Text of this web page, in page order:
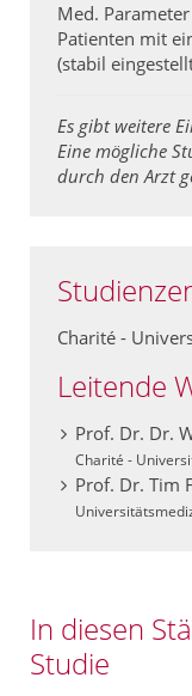
Med. Parameter
Patienten mit
(stabil
Es gibt weitere
Eine mögliche
durch den Arzt
Charité -
Leitende
Prof. Dr. Dr.
Charité -
Prof. Dr. Tim
In diesen
Studie